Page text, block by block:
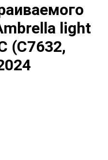
light
(C7632,